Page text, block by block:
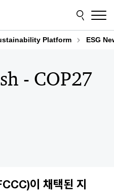
Platform ESG
- COP27
이 채택된 지